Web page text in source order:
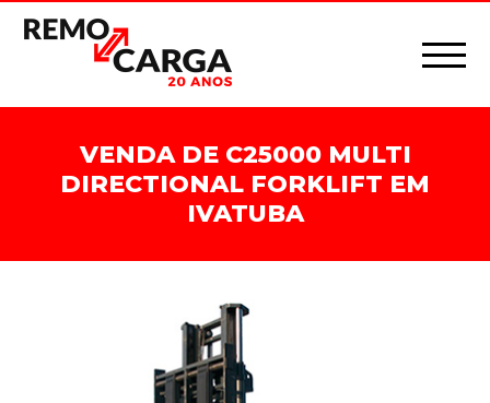
VENDA DE C25000 MULTI
DIRECTIONAL FORKLIFT EM
IVATUBA